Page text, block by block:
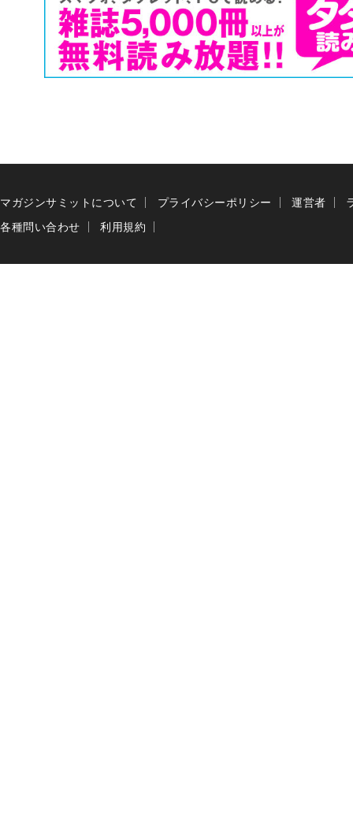
マガジンサミットについて プライバシーポリシー 運営者
各種問い合わせ
利用規約